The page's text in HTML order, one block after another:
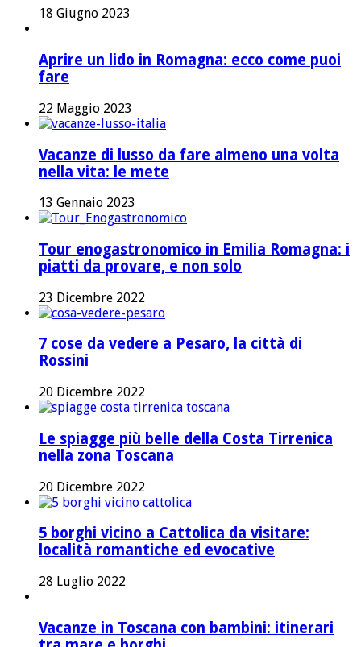
18 Giugno 2023
Aprire un lido in Romagna: ecco come puoi
fare
22 Maggio 2023
Vacanze di lusso da fare almeno una volta
nella vita: le mete
13 Gennaio 2023
Tour enogastronomico in Emilia Romagna: i
piatti da provare, e non solo
23 Dicembre 2022
7 cose da vedere a Pesaro, la città di
Rossini
20 Dicembre 2022
Le spiagge più belle della Costa Tirrenica
nella zona Toscana
20 Dicembre 2022
5 borghi vicino a Cattolica da visitare:
località romantiche ed evocative
28 Luglio 2022
Vacanze in Toscana con bambini: itinerari